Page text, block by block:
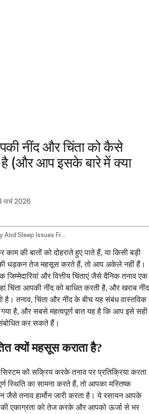
नींद और चिंता को कैसे
है (और आप इसके बारे में क्या
मार्च 2026
Anxiety And Sleep Issues From Daily Stressors
की बातों को दोहराते हुए पाते हैं, या किसी बड़ी
धड़कन तेज महसूस करते हैं, तो आप अकेले नहीं हैं।
जिम्मेदारियां और वित्तीय चिंताएं जैसे दैनिक तनाव एक
चिंता आपकी नींद को बाधित करती है, और खराब नींद
है। तनाव, चिंता और नींद के बीच यह संबंध वास्तविक
है, और सबसे महत्वपूर्ण बात यह है कि आप इसे सही
कर सकते हैं।
क्यों महसूस कराता है?
को सक्रिय करके तनाव पर प्रतिक्रिया करता
स्थिति का सामना करते हैं, तो आपका मस्तिष्क
जैसे तनाव हार्मोन जारी करता है। ये रसायन आपके
एकाग्रता को तेज करके और आपको ऊर्जा से भर